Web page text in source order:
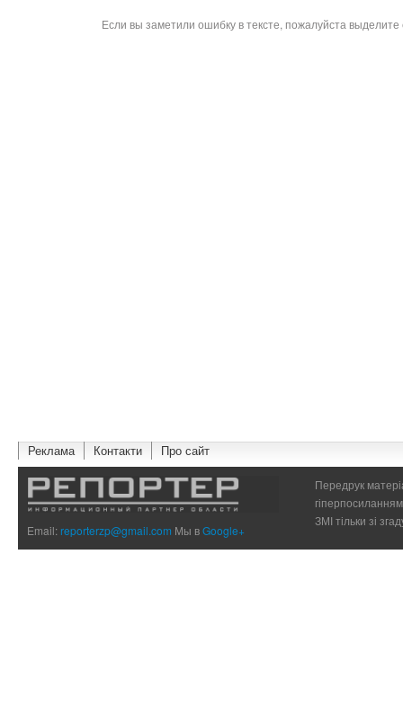
Если вы заметили ошибку в тексте, пожалуйста
Реклама Контакти Про сайт
Email:reporterzp@gmail.com Мы вGoogle+
Передрук
ЗМІ тільки зі